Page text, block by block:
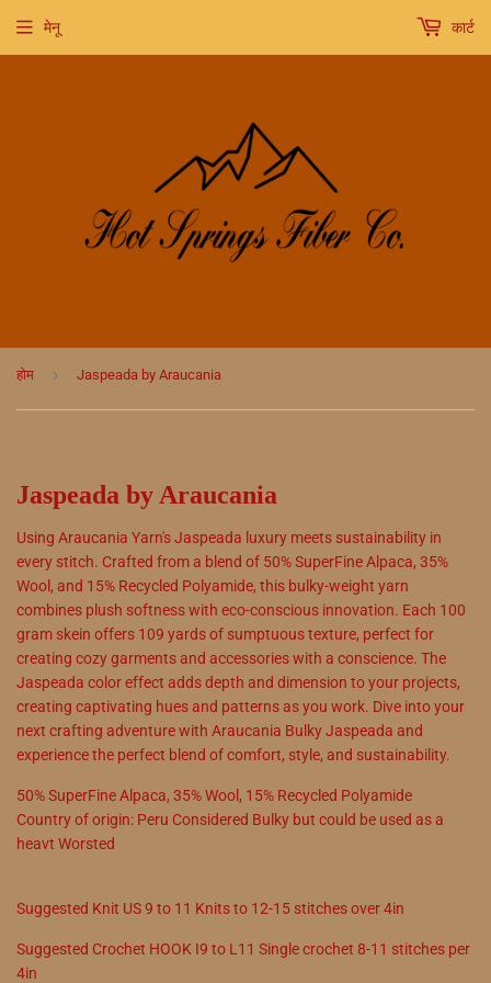
मेनू कार्ट
होम › Jaspeada by Araucania
Jaspeada by Araucania
Using Araucania Yarn's Jaspeada luxury meets sustainability in
every stitch. Crafted from a blend of 50% SuperFine Alpaca, 35%
Wool, and 15% Recycled Polyamide, this bulky-weight yarn
combines plush softness with eco-conscious innovation. Each 100
gram skein offers 109 yards of sumptuous texture, perfect for
creating cozy garments and accessories with a conscience. The
Jaspeada color effect adds depth and dimension to your projects,
creating captivating hues and patterns as you work. Dive into your
next crafting adventure with Araucania Bulky Jaspeada and
experience the perfect blend of comfort, style, and sustainability.
50%SuperFine Alpaca, 35%Wool , 15% Recycled Polyamide
Country of origin: Peru Considered Bulky but could be used as a
heavt Worsted
Suggested Knit US9 to 11 Knits to 12-15 stitches over 4in
Suggested Crochet HOOK I9 to L11 Single crochet 8-11 stitches per
4in